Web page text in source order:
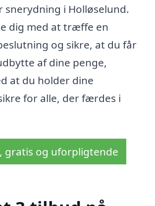
snerydning i Holløselund.
dig med at træffe en
og sikre, at du får
af dine penge,
at du holder dine
for alle, der færdes i
gratis og uforpligtende